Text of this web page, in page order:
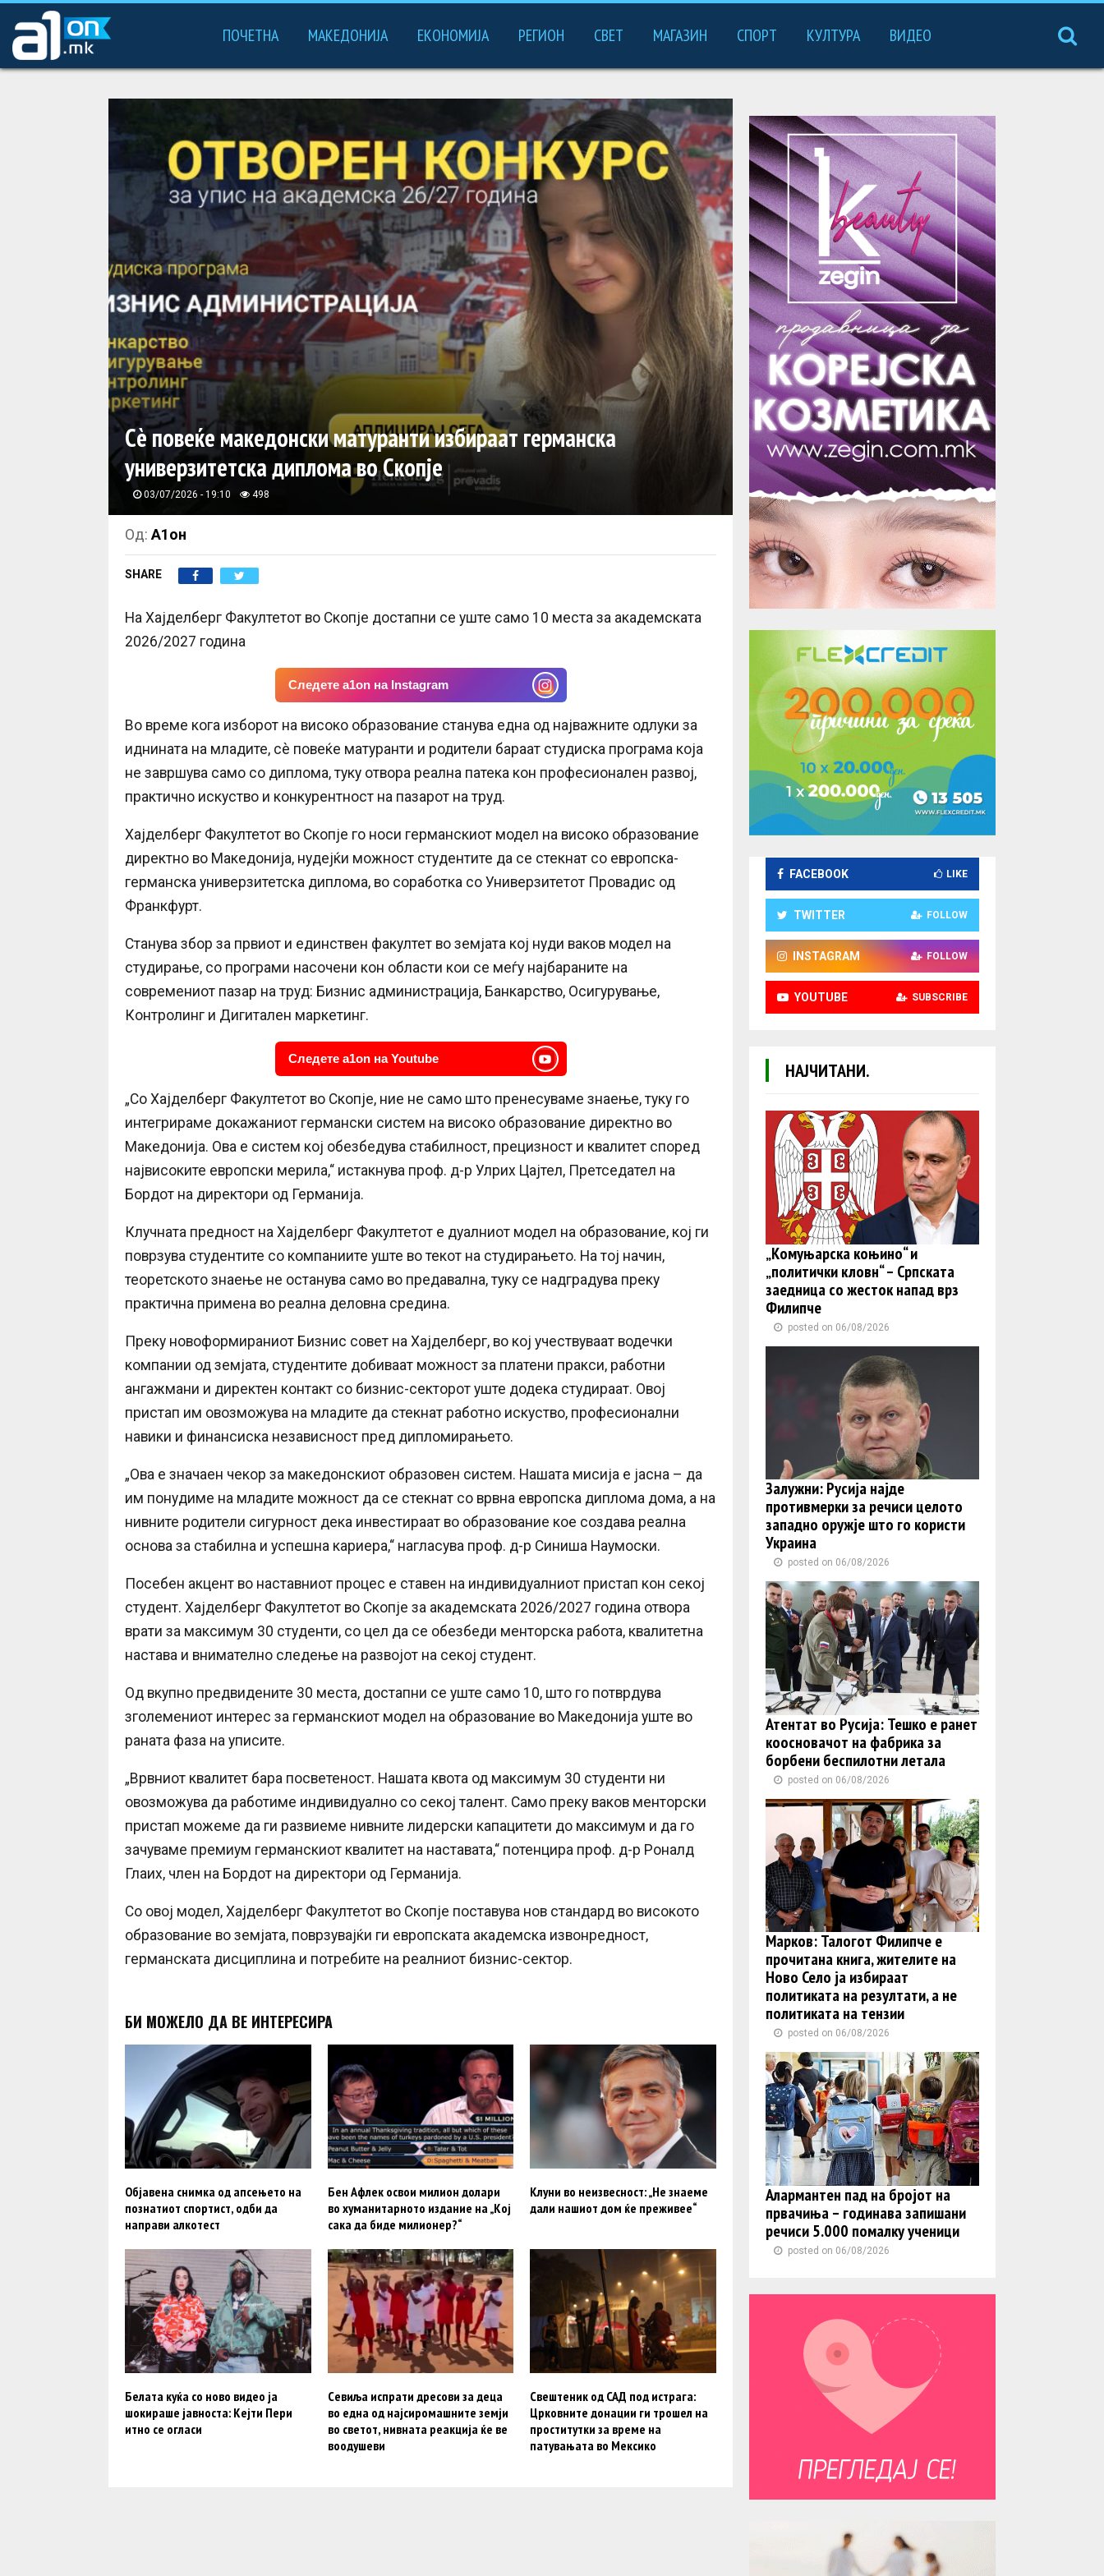
ПОЧЕТНА МАКЕДОНИЈА ЕКОНОМИЈА РЕГИОН СВЕТ МАГАЗИН СПОРТ КУЛТУРА ВИДЕО
Сè повеќе македонски матуранти избираат германска
универзитетска диплома во Скопје
03/07/2026 - 19:10 498
Од: А1он
SHARE
На Хајделберг Факултетот во Скопје достапни се уште само 10 места за академската
2026/2027 година
Следете a1on на Instagram
Во време кога изборот на високо образование станува една од најважните одлуки за
иднината на младите, сè повеќе матуранти и родители бараат студиска програма која
не завршува само со диплома, туку отвора реална патека кон професионален развој,
практично искуство и конкурентност на пазарот на труд.
Хајделберг Факултетот во Скопје го носи германскиот модел на високо образование
директно во Македонија, нудејќи можност студентите да се стекнат со европска-
германска универзитетска диплома, во соработка со Универзитетот Провадис од
Франкфурт.
Станува збор за првиот и единствен факултет во земјата кој нуди ваков модел на
студирање, со програми насочени кон области кои се меѓу најбараните на
современиот пазар на труд: Бизнис администрација, Банкарство, Осигурување,
Контролинг и Дигитален маркетинг.
Следете a1on на Youtube
„Со Хајделберг Факултетот во Скопје, ние не само што пренесуваме знаење, туку го
интегрираме докажаниот германски систем на високо образование директно во
Македонија. Ова е систем кој обезбедува стабилност, прецизност и квалитет според
највисоките европски мерила,“ истакнува проф. д-р Улрих Цајтел, Претседател на
Бордот на директори од Германија.
Клучната предност на Хајделберг Факултетот е дуалниот модел на образование, кој ги
поврзува студентите со компаниите уште во текот на студирањето. На тој начин,
теоретското знаење не останува само во предавална, туку се надградува преку
практична примена во реална деловна средина.
Преку новоформираниот Бизнис совет на Хајделберг, во кој учествуваат водечки
компании од земјата, студентите добиваат можност за платени пракси, работни
ангажмани и директен контакт со бизнис-секторот уште додека студираат. Овој
пристап им овозможува на младите да стекнат работно искуство, професионални
навики и финансиска независност пред дипломирањето.
„Ова е значаен чекор за македонскиот образовен систем. Нашата мисија е јасна – да
им понудиме на младите можност да се стекнат со врвна европска диплома дома, а на
нивните родители сигурност дека инвестираат во образование кое создава реална
основа за стабилна и успешна кариера,“ нагласува проф. д-р Синиша Наумоски.
Посебен акцент во наставниот процес е ставен на индивидуалниот пристап кон секој
студент. Хајделберг Факултетот во Скопје за академската 2026/2027 година отвора
врати за максимум 30 студенти, со цел да се обезбеди менторска работа, квалитетна
настава и внимателно следење на развојот на секој студент.
Од вкупно предвидените 30 места, достапни се уште само 10, што го потврдува
зголемениот интерес за германскиот модел на образование во Македонија уште во
раната фаза на уписите.
„Врвниот квалитет бара посветеност. Нашата квота од максимум 30 студенти ни
овозможува да работиме индивидуално со секој талент. Само преку ваков менторски
пристап можеме да ги развиеме нивните лидерски капацитети до максимум и да го
зачуваме премиум германскиот квалитет на наставата,“ потенцира проф. д-р Роналд
Глаих, член на Бордот на директори од Германија.
Со овој модел, Хајделберг Факултетот во Скопје поставува нов стандард во високото
образование во земјата, поврзувајќи ги европската академска извонредност,
германската дисциплина и потребите на реалниот бизнис-сектор.
БИ МОЖЕЛО ДА ВЕ ИНТЕРЕСИРА
Објавена снимка од апсењето на
познатиот спортист, одби да
направи алкотест
Бен Афлек освои милион долари
во хуманитарното издание на „Кој
сака да биде милионер?“
Клуни во неизвесност: „Не знаеме
дали нашиот дом ќе преживее“
Белата куќа со ново видео ја
шокираше јавноста: Кејти Пери
итно се огласи
Севиља испрати дресови за деца
во една од најсиромашните земји
во светот, нивната реакција ќе ве
воодушеви
Свештеник од САД под истрага:
Црковните донации ги трошел на
проститутки за време на
патувањата во Мексико
FACEBOOK LIKE
TWITTER FOLLOW
INSTAGRAM FOLLOW
YOUTUBE SUBSCRIBE
НАЈЧИТАНИ.
„Комуњарска коњино“ и
„политички кловн“ – Српската
заедница со жесток напад врз
Филипче
posted on 06/08/2026
Залужни: Русија најде
противмерки за речиси целото
западно оружје што го користи
Украина
posted on 06/08/2026
Атентат во Русија: Тешко е ранет
коосновачот на фабрика за
борбени беспилотни летала
posted on 06/08/2026
Марков: Талогот Филипче е
прочитана книга, жителите на
Ново Село ја избираат
политиката на резултати, а не
политиката на тензии
posted on 06/08/2026
Алармантен пад на бројот на
првачиња – годинава запишани
речиси 5.000 помалку ученици
posted on 06/08/2026